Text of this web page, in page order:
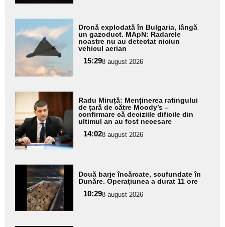
Adaugă
aici textul
pentru
subtitlu
Dronă explodată în Bulgaria, lângă
un gazoduct. MApN: Radarele
noastre nu au detectat niciun
vehicul aerian
15:298 august 2026
Adaugă
aici textul
pentru
subtitlu
Radu Miruță: Menținerea ratingului
de țară de către Moody’s –
confirmare că deciziile dificile din
ultimul an au fost necesare
14:028 august 2026
Adaugă
aici textul
pentru
subtitlu
Două barje încărcate, scufundate în
Dunăre. Operaţiunea a durat 11 ore
10:298 august 2026